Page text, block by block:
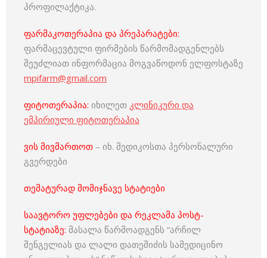
პროფილაქტიკა.
ფარმაკოთერაპია და პრეპარატები:
ფარმაცევტული ფირმების წარმომადგენლებს
შეუძლიათ ინფორმაცია მოგვაწოდონ ელფოსტაზე
mpifarm@gmail.com
ფიტოთერაპია: იხილეთ კლინიკური და
ემპირიული ფიტოთერაპია
ვის მივმართოთ – იხ. მედიკოსთა პერსონალური
გვერდები
თემატურად მომიჯნავე სტატიები
საავტორო უფლებები და რეკლამა პოსტ-
სტატიაზე: მასალა წარმოადგენს “არჩილ
შენგელიას და ლალი დათეშიძის სამედიცინო